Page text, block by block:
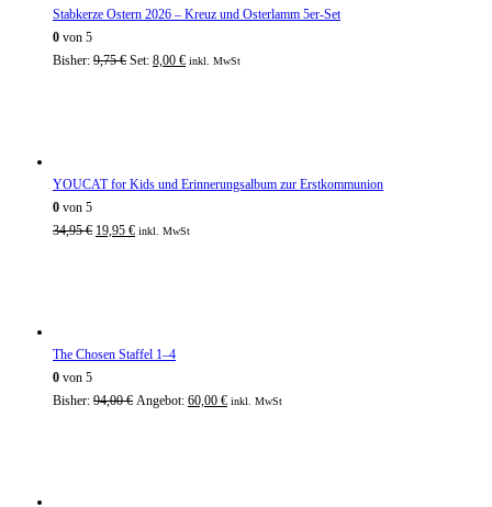
Stabkerze Ostern 2026 – Kreuz und Osterlamm 5er-Set
0 von 5
Bisher: 9,75€ Set: 8,00 € inkl. MwSt
YOUCAT for Kids und Erinnerungsalbum zur Erstkommunion
0 von 5
34,95€ 19,95 € inkl. MwSt
The Chosen Staffel 1–4
0 von 5
Bisher: 94,00€ Angebot: 60,00 € inkl. MwSt